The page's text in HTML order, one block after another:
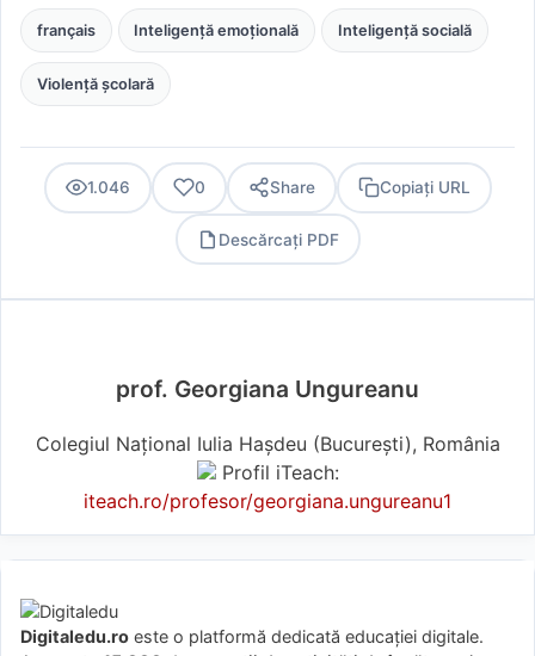
français Inteligență emoțională Inteligență socială
Violență școlară
1.046 0 Share Copiați URL
Descărcați PDF
prof. Georgiana Ungureanu
Colegiul Național Iulia Hașdeu (Bucureşti), România
Profil iTeach:
iteach.ro/profesor/georgiana.ungureanu1
Digitaledu.ro este o platformă dedicată educației digitale.